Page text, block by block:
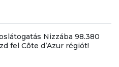
Nizzába 98.380
fel Côte d’Azur régiót!